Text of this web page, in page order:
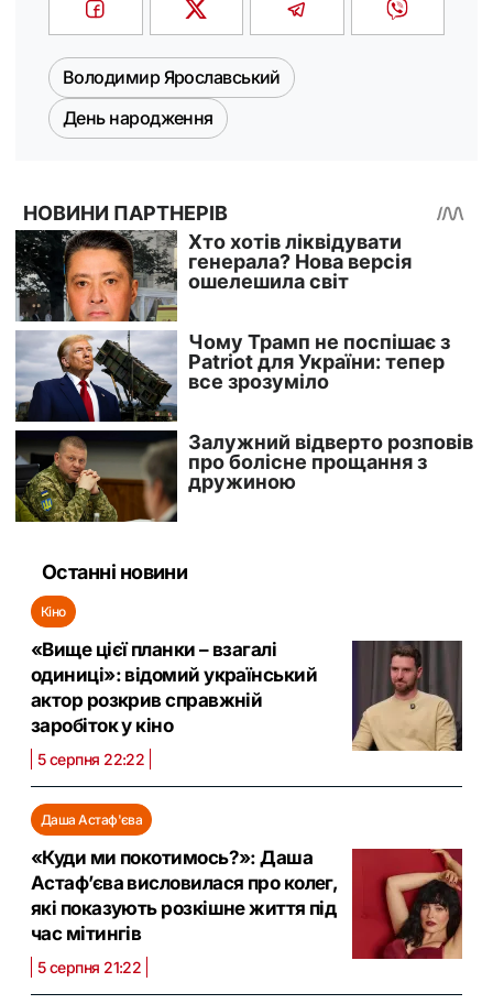
Володимир Ярославський
День народження
Останні новини
Кіно
«Вище цієї планки – взагалі
одиниці»: відомий український
актор розкрив справжній
заробіток у кіно
5 серпня 22:22
Даша Астаф'єва
«Куди ми покотимось?»: Даша
Астаф’єва висловилася про колег,
які показують розкішне життя під
час мітингів
5 серпня 21:22